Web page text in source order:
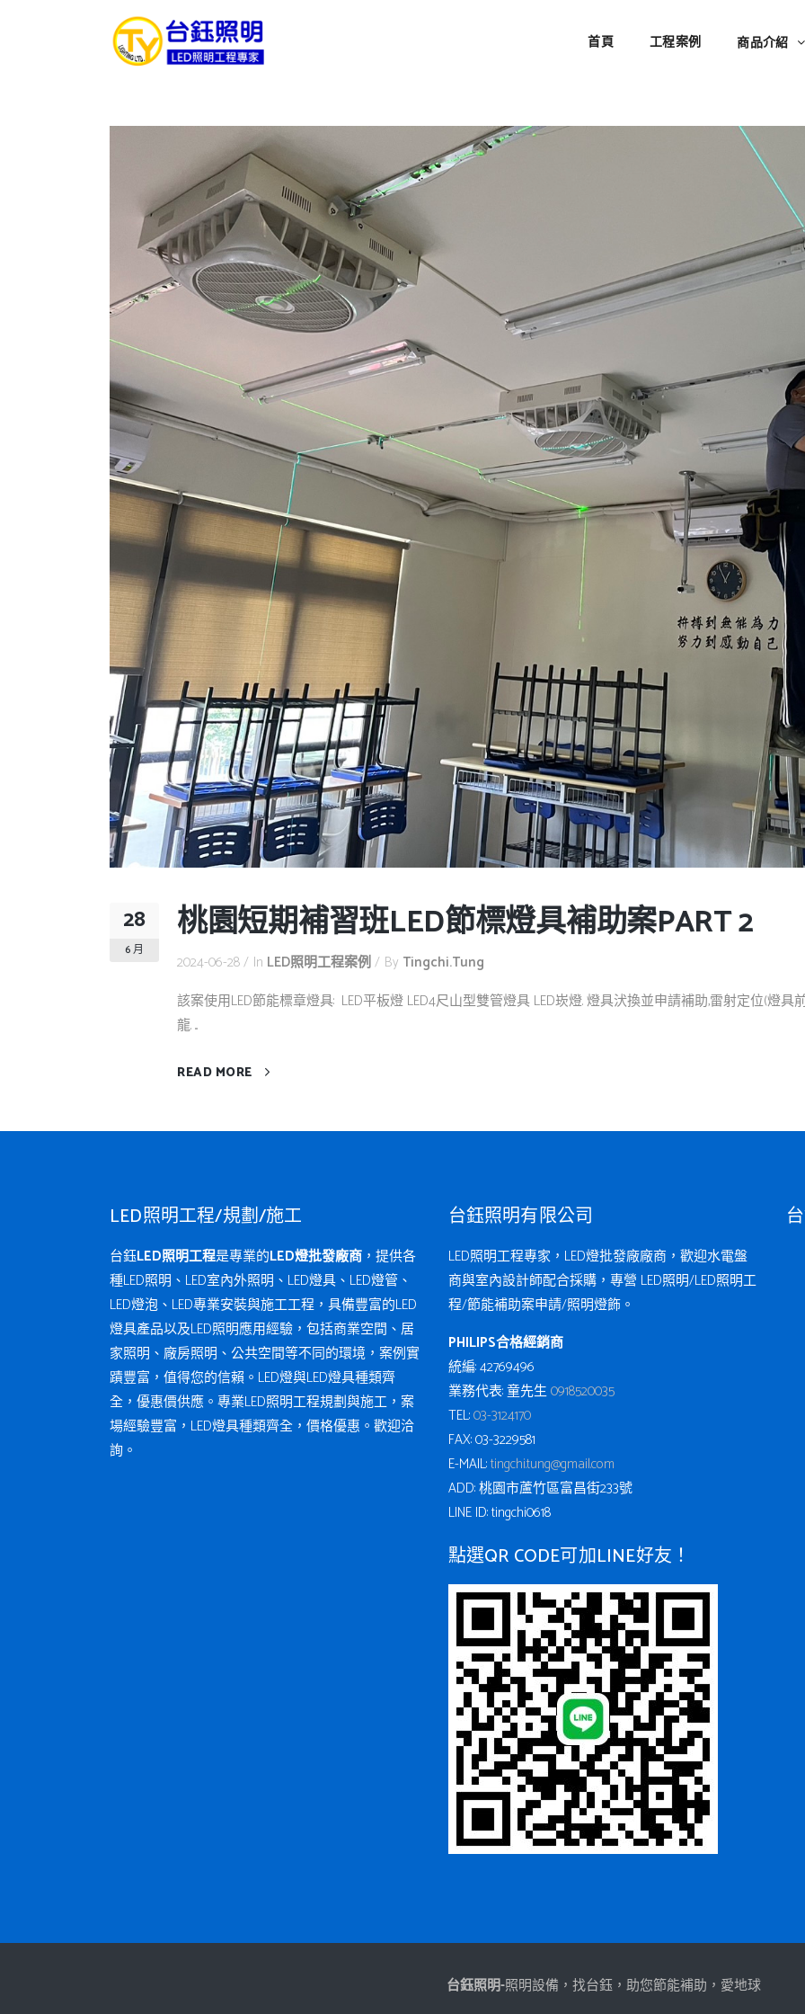
首頁 工程案例 商品介紹
28
6 月
桃園短期補習班LED節標燈具補助案PART 2
2024-06-28 In LED照明工程案例 By Tingchi.tung
該案使用LED節能標章燈具: LED平板燈 LED4尺山型雙管燈具 LED崁燈. 燈具汱換並申請補助,雷射定位(燈
龍. ...
READ MORE
LED照明工程/規劃/施工
台鈺LED照明工程是專業的LED燈批發廠商 ，提供各
種LED照明、LED室內外照明、LED燈具、LED燈管、
LED燈泡、LED專業安裝與施工工程，具備豐富的LED
燈具產品以及LED照明應用經驗，包括商業空間、居
家照明、廠房照明、公共空間等不同的環境，案例實
蹟豐富，值得您的信賴。LED燈與LED燈具種類齊
全，優惠價供應。專業LED照明工程規劃與施工，案
場經驗豐富，LED燈具種類齊全，價格優惠。歡迎洽
詢。
台鈺照明有限公司
LED照明工程專家，LED燈批發廠廠商，歡迎水電盤
商與室內設計師配合採購，專營 LED照明/LED照明工
程/節能補助案申請/照明燈飾。
PHILIPS合格經銷商
統編: 42769496
業務代表: 童先生0918520035
TEL:03-3124170
FAX: 03-3229581
E-MAIL:tingchi.tung@gmail.com
ADD: 桃園市蘆竹區富昌街233號
LINE ID: tingchi0618
點選QR CODE可加LINE好友！
台鈺照明-照明設備，找台鈺，助您節能補助，愛地球